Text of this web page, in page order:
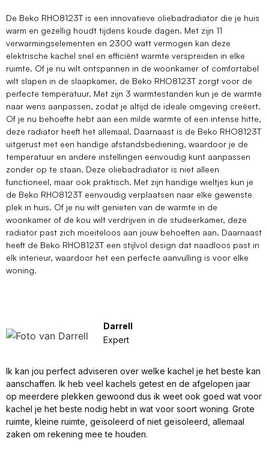
De Beko RHO8123T is een innovatieve oliebadradiator die je huis
warm en gezellig houdt tijdens koude dagen. Met zijn 11
verwarmingselementen en 2300 watt vermogen kan deze
elektrische kachel snel en efficiënt warmte verspreiden in elke
ruimte. Of je nu wilt ontspannen in de woonkamer of comfortabel
wilt slapen in de slaapkamer, de Beko RHO8123T zorgt voor de
perfecte temperatuur. Met zijn 3 warmtestanden kun je de warmte
naar wens aanpassen, zodat je altijd de ideale omgeving creëert.
Of je nu behoefte hebt aan een milde warmte of een intense hitte,
deze radiator heeft het allemaal. Daarnaast is de Beko RHO8123T
uitgerust met een handige afstandsbediening, waardoor je de
temperatuur en andere instellingen eenvoudig kunt aanpassen
zonder op te staan. Deze oliebadradiator is niet alleen
functioneel, maar ook praktisch. Met zijn handige wieltjes kun je
de Beko RHO8123T eenvoudig verplaatsen naar elke gewenste
plek in huis. Of je nu wilt genieten van de warmte in de
woonkamer of de kou wilt verdrijven in de studeerkamer, deze
radiator past zich moeiteloos aan jouw behoeften aan. Daarnaast
heeft de Beko RHO8123T een stijlvol design dat naadloos past in
elk interieur, waardoor het een perfecte aanvulling is voor elke
woning.
Darrell
Expert
Ik kan jou perfect adviseren over welke kachel je het beste kan
aanschaffen. Ik heb veel kachels getest en de afgelopen jaar
op meerdere plekken gewoond dus ik weet ook goed wat voor
kachel je het beste nodig hebt in wat voor soort woning. Grote
ruimte, kleine ruimte, geïsoleerd of niet geïsoleerd, allemaal
zaken om rekening mee te houden.